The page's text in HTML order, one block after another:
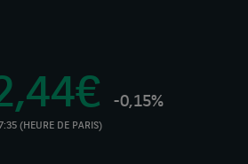
-0,15%
(HEURE DE PARIS)